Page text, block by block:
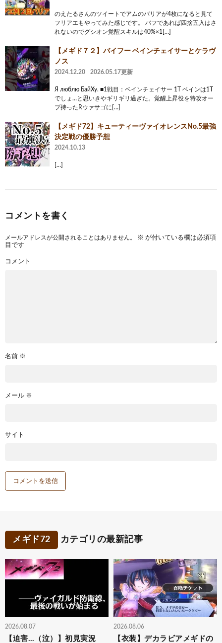
のえたるさんのツイートでアムのバリアが4枚になると見て
フリアエもやってみた感じです。 バフであれば四捨五入はさ
れないのでグシオン覚醒スキルは40%×1[…]
【メギド７２】バイフー ベインチェイサーとケラヴ
ノス
2024.12.20 2026.05.17更新
Я люблю БайХу. ■1戦目：ベインチェイサー 1T ベインは1T
でしょ…と思いきやギリギリ過ぎた。覚醒上昇役を特攻オー
ブ持ったRウァサゴに[…]
‪【メギド72】‬キューティーヴァイオレンスNo.5最強
決定戦の優勝予想
2024.10.13
[…]
コメントを書く
メールアドレスが公開されることはありません。 ※ が付いている欄は必須項
目です
コメント
名前 ※
メール ※
サイト
メギド72 カテゴリの最新記事
2026.08.07
【迫害…（泣）】初見実況
2026.08.06
【衣装】デカラビアメギドの